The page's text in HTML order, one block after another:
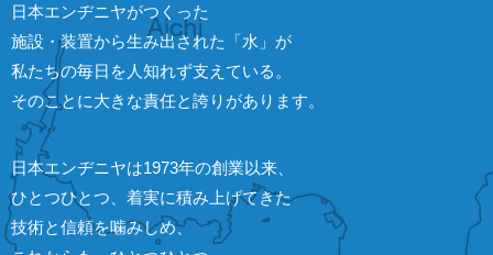
日本エンヂニヤがつくった
施設・装置から生み出された「水」が
私たちの毎日を人知れず支えている。
そのことに大きな責任と誇りがあります。
日本エンヂニヤは1973年の創業以来、
ひとつひとつ、着実に積み上げてきた
技術と信頼を噛みしめ、